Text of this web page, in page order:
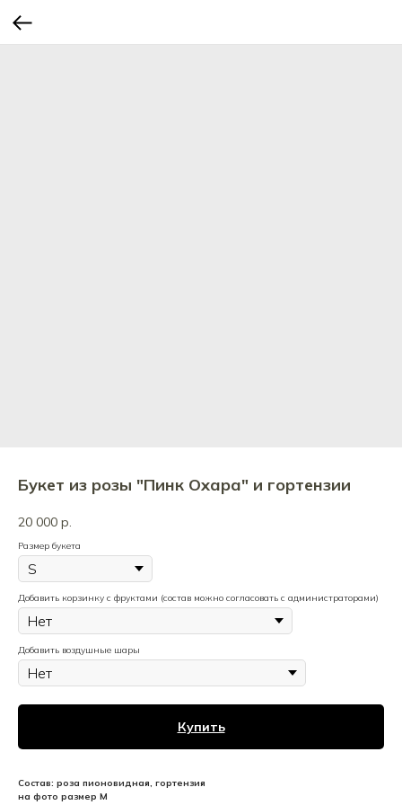
Букет из розы "Пинк Охара" и гортензии
20 000 р.
Размер букета
Добавить корзинку с фруктами (состав можно согласовать с администраторами)
Добавить воздушные шары
Купить
Состав: роза пионовидная, гортензия
на фото размер M